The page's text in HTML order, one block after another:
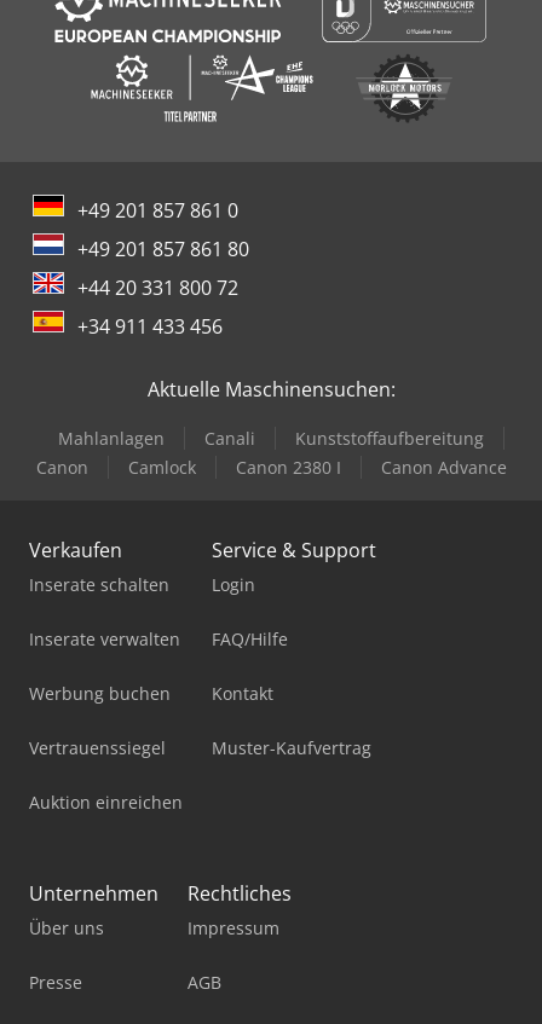
+49 201 857 861 0
+49 201 857 861 80
+44 20 331 800 72
+34 911 433 456
Aktuelle Maschinensuchen:
Mahlanlagen Canali
Kunststoffaufbereitung
Canon
Camlock Canon 2380 I Canon Advance
Verkaufen
Inserate schalten
Inserate verwalten
Werbung buchen
Vertrauenssiegel
Auktion einreichen
Service & Support
Login
FAQ/Hilfe
Kontakt
Muster-Kaufvertrag
Unternehmen
Über uns
Presse
Rechtliches
Impressum
AGB